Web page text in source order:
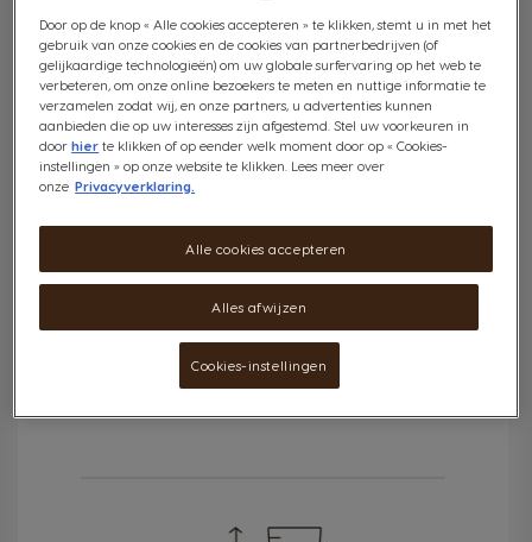
Alle dranken bekijken
VAN CAPSULES
Onze capsules zijn gevuld met gebrande
en gemalen koffie van het NESCAFÉ plan.
Ontdek meer
Door op de knop « Alle cookies accepteren » te klikken, stemt u in met het
gebruik van onze cookies en de cookies van partnerbedrijven (of
gelijkaardige technologieën) om uw globale surfervaring op het web te
verbeteren, om onze online bezoekers te meten en nuttige informatie te
verzamelen zodat wij, en onze partners, u advertenties kunnen
aanbieden die op uw interesses zijn afgestemd. Stel uw voorkeuren in
doorhier te klikken of op eender welk moment door op « Cookies-
instellingen » op onze website te klikken. Lees meer over
onze Privacyverklaring.
Alles afwijzen
Alle cookies accepteren
Cookies-instellingen